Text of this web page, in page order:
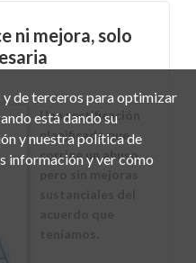
ni mejora, solo
Una rectificación
planificada que
corrige un abuso,
de terceros para optimizar
está dando su
y nuestra política de
información y ver cómo